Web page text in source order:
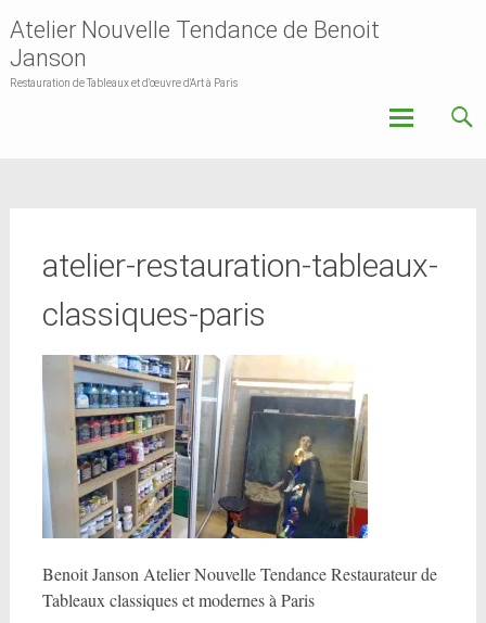
Atelier Nouvelle Tendance de Benoit
Janson
Restauration de Tableaux et d'œuvre d'Art à Paris
atelier-restauration-tableaux-
classiques-paris
Benoit Janson Atelier Nouvelle Tendance Restaurateur de
Tableaux classiques et modernes à Paris